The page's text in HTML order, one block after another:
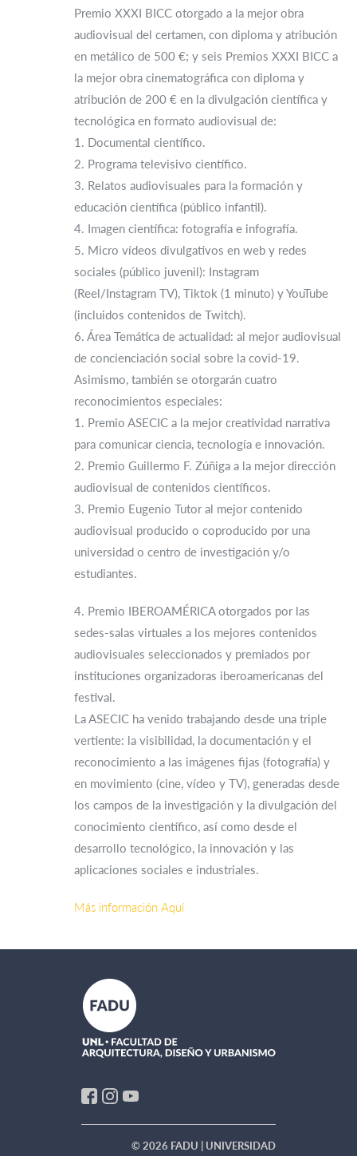
Premio XXXI BICC otorgado a la mejor obra
audiovisual del certamen, con diploma y atribución
en metálico de 500 €; y seis Premios XXXI BICC a
la mejor obra cinematográfica con diploma y
atribución de 200 € en la divulgación científica y
tecnológica en formato audiovisual de:
1. Documental científico.
2. Programa televisivo científico.
3. Relatos audiovisuales para la formación y
educación científica (público infantil).
4. Imagen científica: fotografía e infografía.
5. Micro vídeos divulgativos en web y redes
sociales (público juvenil): Instagram
(Reel/Instagram TV), Tiktok (1 minuto) y YouTube
(incluidos contenidos de Twitch).
6. Área Temática de actualidad: al mejor audiovisual
de concienciación social sobre la covid-19.
Asimismo, también se otorgarán cuatro
reconocimientos especiales:
1. Premio ASECIC a la mejor creatividad narrativa
para comunicar ciencia, tecnología e innovación.
2. Premio Guillermo F. Zúñiga a la mejor dirección
audiovisual de contenidos científicos.
3. Premio Eugenio Tutor al mejor contenido
audiovisual producido o coproducido por una
universidad o centro de investigación y/o
estudiantes.
4. Premio IBEROAMÉRICA otorgados por las
sedes-salas virtuales a los mejores contenidos
audiovisuales seleccionados y premiados por
instituciones organizadoras iberoamericanas del
festival.
La ASECIC ha venido trabajando desde una triple
vertiente: la visibilidad, la documentación y el
reconocimiento a las imágenes fijas (fotografía) y
en movimiento (cine, vídeo y TV), generadas desde
los campos de la investigación y la divulgación del
conocimiento científico, así como desde el
desarrollo tecnológico, la innovación y las
aplicaciones sociales e industriales.
Más información Aquí
© 2026 FADU | UNIVERSIDAD